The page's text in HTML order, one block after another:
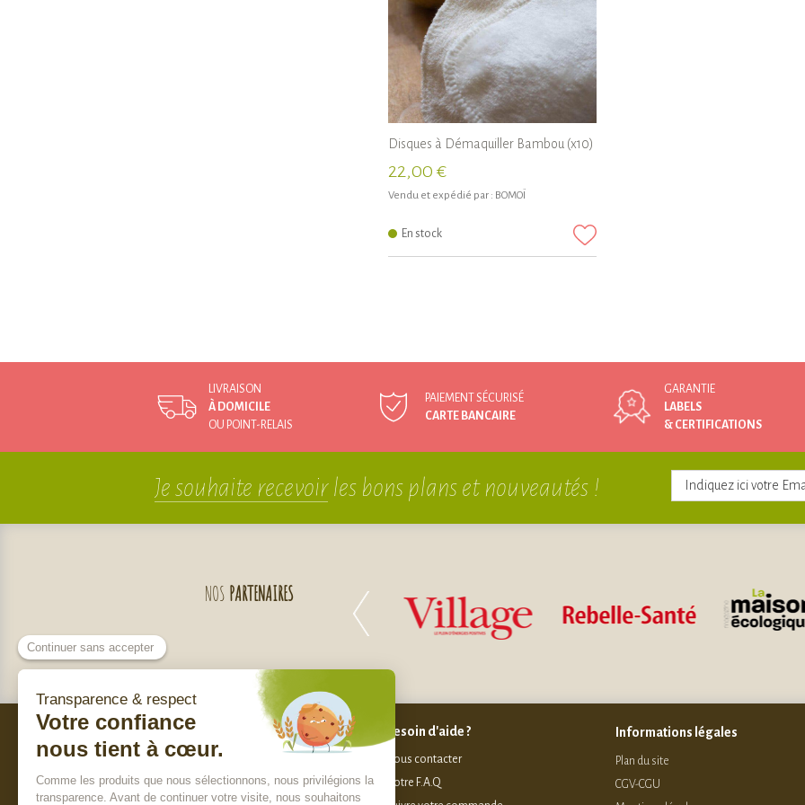
Disques à Démaquiller Bambou (x10)
22,00 €
Vendu et expédié par : BOMOÏ
En stock
LIVRAISON
À DOMICILE
OU POINT-RELAIS
PAIEMENT SÉCURISÉ
CARTE BANCAIRE
GARANTIE
LABELS
& CERTIFICATIONS
Je souhaite recevoirles bons plans et nouveautés !
NOS PARTENAIRES
Nos engagements
Charte de sélection des produits
Besoin d'aide ?
Nous contacter
Notre F.A.Q
Informations légales
Plan du site
CGV-CGU